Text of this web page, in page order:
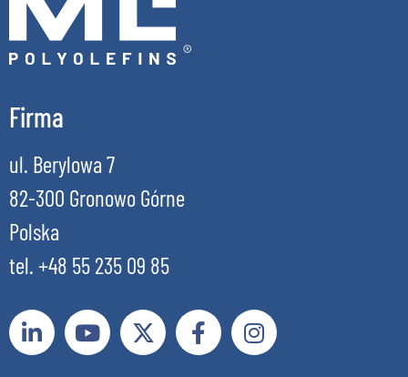
Firma
ul. Berylowa 7
82-300 Gronowo Górne
Polska
tel. +48 55 235 09 85